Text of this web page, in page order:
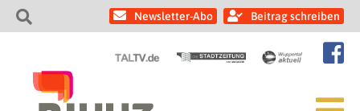
Newsletter-Abo Beitrag schreiben